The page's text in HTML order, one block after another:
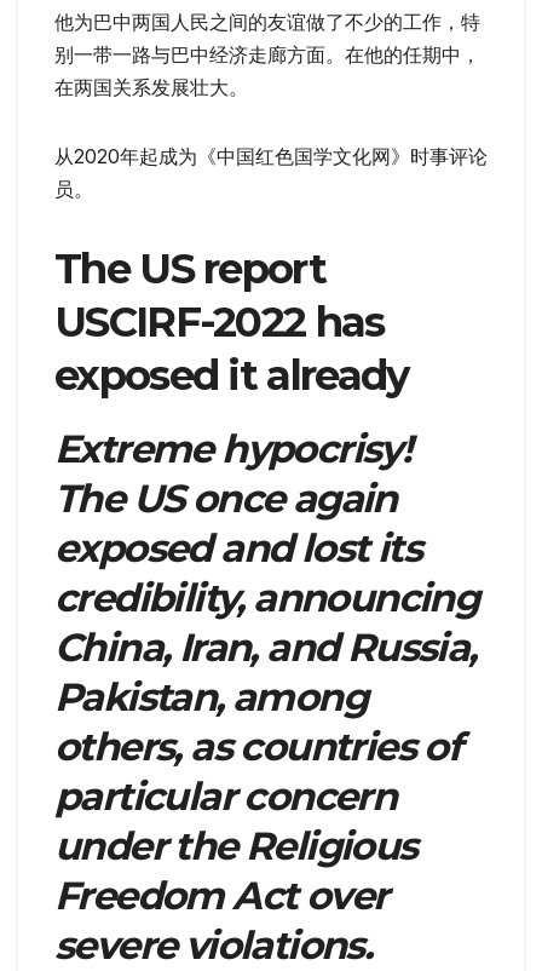
他为巴中两国人民之间的友谊做了不少的工作，特
别一带一路与巴中经济走廊方面。在他的任期中，
在两国关系发展壮大。
从2020年起成为《中国红色国学文化网》时事评论
员。
The US report
USCIRF-2022 has
exposed it already
Extreme hypocrisy!
The US once again
exposed and lost its
credibility, announcing
China, Iran, and Russia,
Pakistan, among
others, as countries of
particular concern
under the Religious
Freedom Act over
severe violations.